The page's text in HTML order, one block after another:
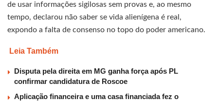
de usar informações sigilosas sem provas e, ao mesmo
tempo, declarou não saber se vida alienígena é real,
expondo a falta de consenso no topo do poder americano.
Leia Também
Disputa pela direita em MG ganha força após PL
confirmar candidatura de Roscoe
Aplicação financeira e uma casa financiada fez o